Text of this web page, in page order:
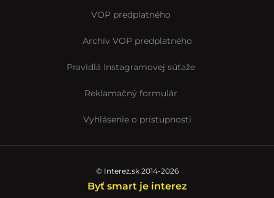
VOP predplatného
Archív VOP predplatného
Pravidlá Instagramovej súťaže
Reklamačný formulár
Vyhlásenie o prístupnosti
© Interez.sk 2014-2026
Byť smart je interez